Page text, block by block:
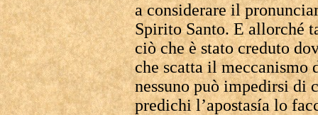
a considerare il
Spirito Santo. E allorché
ciò che è stato creduto
che scatta il meccanismo
nessuno può impedirsi di
predichi l’apostasía lo